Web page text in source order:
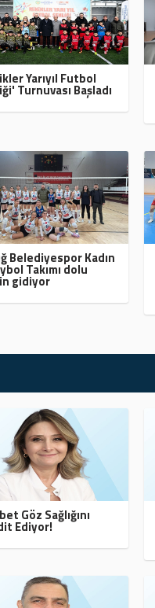
Yarıyıl Futbol
Turnuvası Başladı
Belediyespor Kadın
Takımı dolu
gidiyor
Göz Sağlığını
Ediyor!